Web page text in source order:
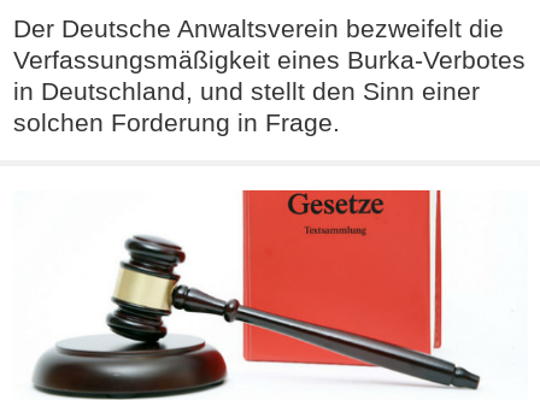
DEBATTE
Der Deutsche Anwaltsverein bezweifelt die
Verfassungsmäßigkeit eines Burka-Verbotes
in Deutschland, und stellt den Sinn einer
solchen Forderung in Frage.